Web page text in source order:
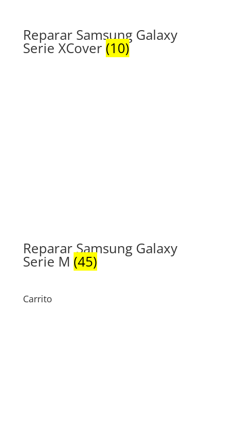
Reparar Samsung Galaxy
Serie XCover (10)
Reparar Samsung Galaxy
Serie M (45)
Carrito